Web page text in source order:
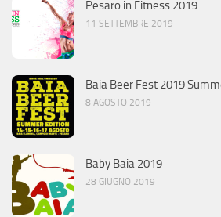
Pesaro in Fitness 2019
11 SETTEMBRE 2019
Baia Beer Fest 2019
8 AGOSTO 2019
Baby Baia 2019
28 GIUGNO 2019